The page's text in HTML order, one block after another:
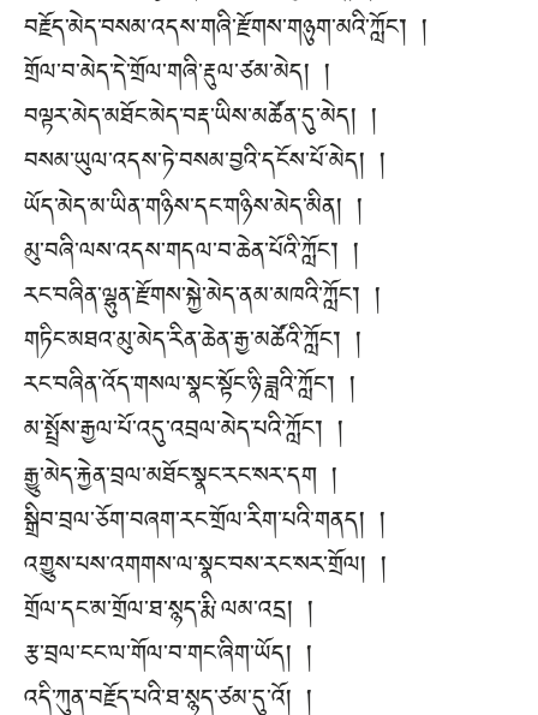
བརྗོད་མེད་བསམ་འདས་གཞི་རྫོགས་གཉུག་མའི་ཀློང༌། །
གྲོལ་བ་མེད་དེ་གྲོལ་གཞི་རྡུལ་ཙམ་མེད། །
བལྟར་མེད་མཐོང་མེད་བརྡ་ཡིས་མཚོན་དུ་མེད། །
བསམ་ཡུལ་འདས་ཏེ་བསམ་བྱའི་དངོས་པོ་མེད། །
ཡོད་མེད་མ་ཡིན་གཉིས་དང་གཉིས་མེད་མིན། །
མུ་བཞི་ལས་འདས་གདལ་བ་ཆེན་པོའི་ཀློང༌། །
རང་བཞིན་ལྷུན་རྫོགས་སྐྱེ་མེད་ནམ་མཁའི་ཀློང༌། །
གཏིང་མཐའ་མུ་མེད་རིན་ཆེན་རྒྱ་མཚོའི་ཀློང༌། །
རང་བཞིན་འོད་གསལ་སྣང་སྟོང་ཉི་ཟླའི་ཀློང༌། །
མ་སྤྲོས་རྒྱལ་པོ་འདུ་འབྲལ་མེད་པའི་ཀློང༌། །
རྒྱུ་མེད་རྐྱེན་བྲལ་མཐོང་སྣང་རང་སར་དག །
སྒྲིབ་བྲལ་ཅོག་བཞག་རང་གྲོལ་རིག་པའི་གནད། །
འགྱུས་པས་འགགས་ལ་སྣང་བས་རང་སར་གྲོལ། །
གྲོལ་དང་མ་གྲོལ་ཐ་སྙད་རྨི་ལམ་འདྲ། །
རྩ་བྲལ་ངང་ལ་གོལ་བ་གང་ཞིག་ཡོད། །
འདི་ཀུན་བརྗོད་པའི་ཐ་སྙད་ཙམ་དུ་འོ། །